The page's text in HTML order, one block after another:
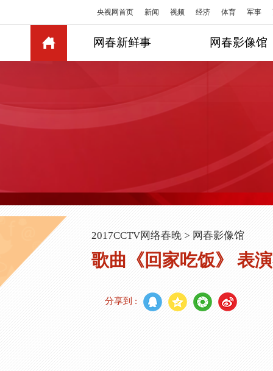
央视网首页 新闻 视频 经济 体育 军事
网春新鲜事 网春影像馆
2017CCTV网络春晚 > 网春影像馆
歌曲《回家吃饭》 表
分享到 :